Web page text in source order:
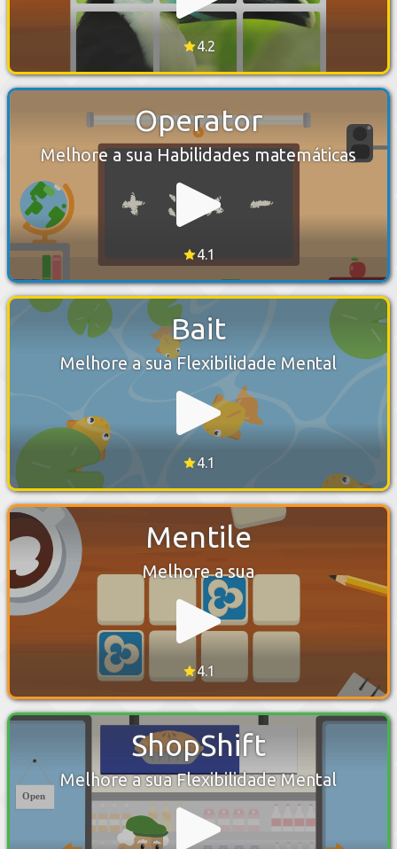
4.2
Operator
Melhore a sua Habilidades matemáticas
4.1
Bait
Melhore a sua Flexibilidade Mental
4.1
Mentile
Melhore a sua
4.1
ShopShift
Melhore a sua Flexibilidade Mental